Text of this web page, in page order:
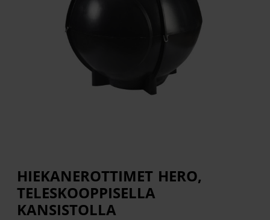
HIEKANEROTTIMET HERO,
TELESKOOPPISELLA
KANSISTOLLA